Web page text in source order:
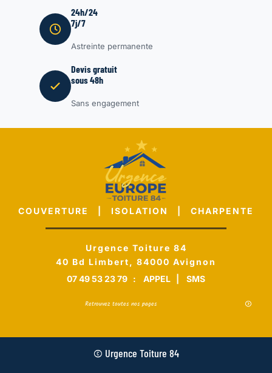
24h/24
7j/7
Astreinte permanente
Devis gratuit
sous 48h
Sans engagement
COUVERTURE | ISOLATION | CHARPENTE
Urgence Toiture 84
40 Bd Limbert, 84000 Avignon
07 49 53 23 79 : APPEL SMS
Retrouvez toutes nos pages
© Urgence Toiture 84